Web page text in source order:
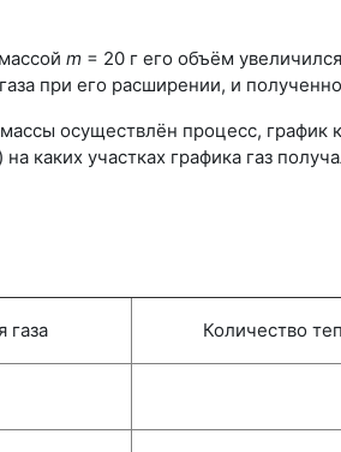
m = 20 г его объём
при его расширении, и
осуществлён процесс, график
каких участках графика газ
газа Количество